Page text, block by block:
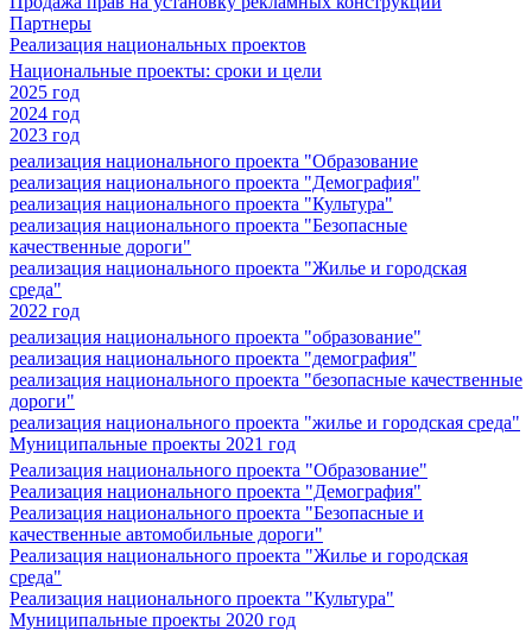
Партнеры
Реализация национальных проектов
Национальные проекты: сроки и цели
2025 год
2024 год
2023 год
реализация национального проекта "Образование
реализация национального проекта "Демография"
реализация национального проекта "Культура"
реализация национального проекта "Безопасные
качественные дороги"
реализация национального проекта "Жилье и городская
среда"
2022 год
реализация национального проекта "образование"
реализация национального проекта "демография"
реализация национального проекта "безопасные качественные
дороги"
реализация национального проекта "жилье и городская среда"
Муниципальные проекты 2021 год
Реализация национального проекта "Образование"
Реализация национального проекта "Демография"
Реализация национального проекта "Безопасные и
качественные автомобильные дороги"
Реализация национального проекта "Жилье и городская
среда"
Реализация национального проекта "Культура"
Муниципальные проекты 2020 год